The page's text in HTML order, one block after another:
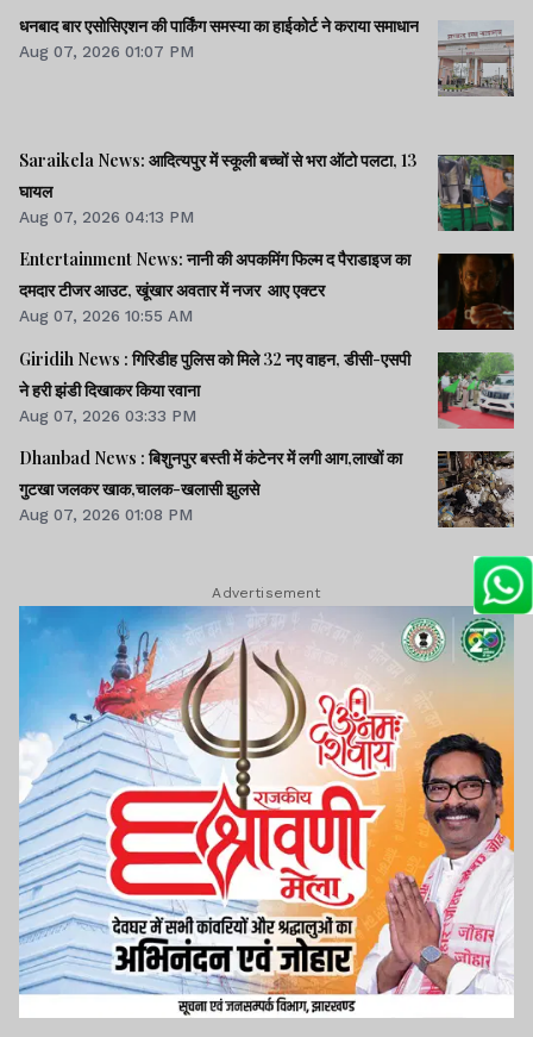
धनबाद बार एसोसिएशन की पार्किंग समस्या का हाईकोर्ट ने कराया समाधान
Aug 07, 2026 01:07 PM
Saraikela News: आदित्यपुर में स्कूली बच्चों से भरा ऑटो पलटा, 13
घायल
Aug 07, 2026 04:13 PM
Entertainment News: नानी की अपकमिंग फिल्म द पैराडाइज का
दमदार टीजर आउट, खूंखार अवतार में नजर आए एक्टर
Aug 07, 2026 10:55 AM
Giridih News : गिरिडीह पुलिस को मिले 32 नए वाहन, डीसी-एसपी
ने हरी झंडी दिखाकर किया रवाना
Aug 07, 2026 03:33 PM
Dhanbad News : बिशुनपुर बस्ती में कंटेनर में लगी आग,लाखों का
गुटखा जलकर खाक,चालक-खलासी झुलसे
Aug 07, 2026 01:08 PM
Advertisement